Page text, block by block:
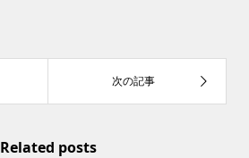
Related posts